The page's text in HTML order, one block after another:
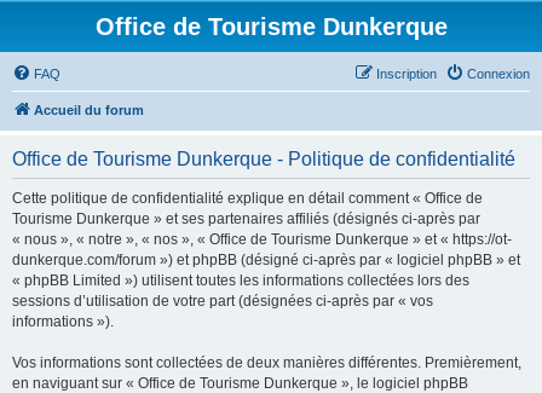
Office de Tourisme Dunkerque
FAQ Connexion
Inscription
Accueil du forum
Office de Tourisme Dunkerque - Politique de confidentialité
Cette politique de confidentialité explique en détail comment « Office de
Tourisme Dunkerque » et ses partenaires affiliés (désignés ci-après par
« nous », « notre », « nos », « Office de Tourisme Dunkerque » et « https://ot-
dunkerque.com/forum ») et phpBB (désigné ci-après par « logiciel phpBB » et
« phpBB Limited ») utilisent toutes les informations collectées lors des
sessions d’utilisation de votre part (désignées ci-après par « vos
informations »).
Vos informations sont collectées de deux manières différentes. Premièrement,
en naviguant sur « Office de Tourisme Dunkerque », le logiciel phpBB